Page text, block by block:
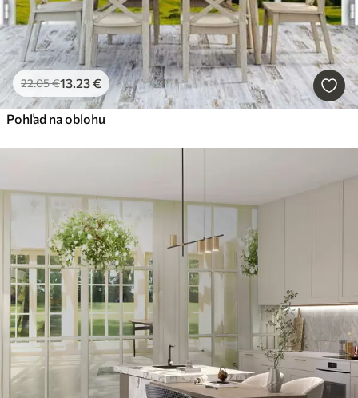
22.05€13.23€
Pohľad na oblohu